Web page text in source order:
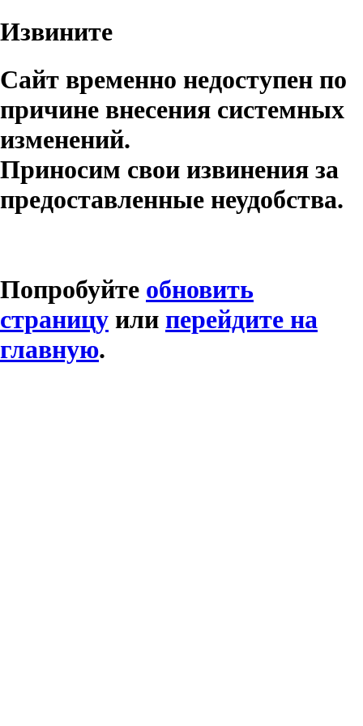
Извините
Сайт временно недоступен по
причине внесения системных
изменений.
Приносим свои извинения за
предоставленные неудобства.
Попробуйте обновить
страницу или перейдите на
главную.